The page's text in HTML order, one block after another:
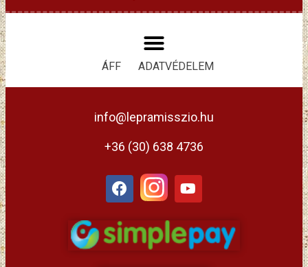
ÁFF ADATVÉDELEM
info@lepramisszio.hu
+36 (30) 638 4736